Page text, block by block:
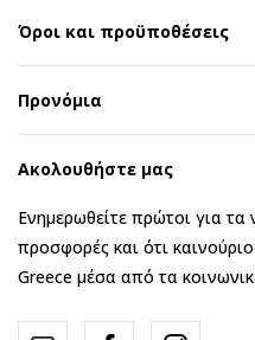
Όροι και προϋποθέσεις
Προνόμια
Ακολουθήστε μας
Ενημερωθείτε πρώτοι για τα
προσφορές και ότι
Greece μέσα από τα